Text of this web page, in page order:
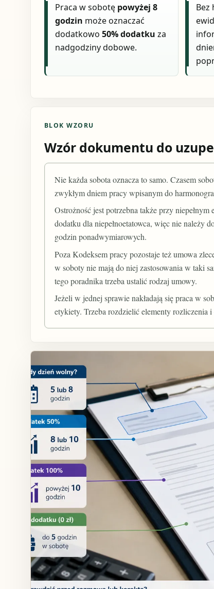
Praca w sobotę powyżej 8
godzin może oznaczać
dodatkowo50% dodatku za
nadgodziny dobowe.
Bez
BLOK WZORU
Wzór dokumentu do
Nie każda sobota oznacza to samo. Czasem
zwykłym dniem pracy wpisanym do
Ostrożność jest potrzebna także przy
dodatku dla niepełnoetatowca, więc nie należy
godzin ponadwymiarowych.
Poza Kodeksem pracy pozostaje też umowa
w soboty nie mają do niej zastosowania w taki
tego poradnika trzeba ustalić rodzaj umowy.
Jeżeli w jednej sprawie nakładają się praca w
etykiety. Trzeba rozdzielić elementy rozliczenia